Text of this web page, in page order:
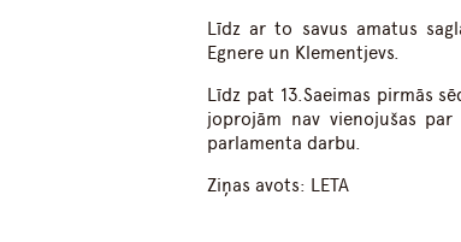
Līdz ar to savus amatus
Egnere un Klementjevs.
Līdz pat 13.Saeimas pirmās
joprojām nav vienojušas
parlamenta darbu.
Ziņas avots: LETA